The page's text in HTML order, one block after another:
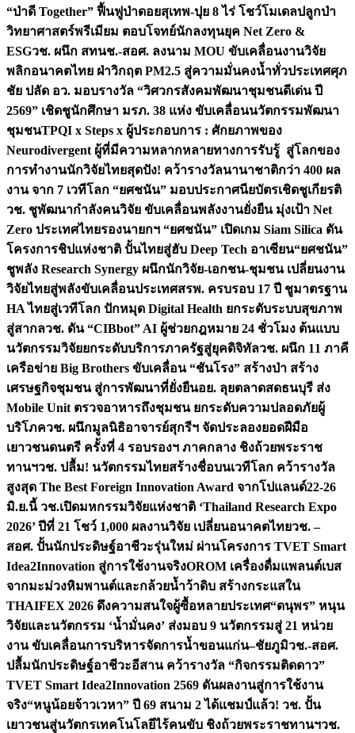
“ป่าดี Together” ฟื้นฟูป่าดอยสุเทพ-ปุย 8 ไร่ โชว์โมเดลปลูกป่า
วิทยาศาสตร์พรีเมียม ตอบโจทย์นักลงทุนยุค Net Zero &
ESGวช. ผนึก สทนช.-สอศ. ลงนาม MOU ขับเคลื่อนงานวิจัย
พลิกอนาคตไทย ฝ่าวิกฤต PM2.5 สู่ความมั่นคงน้ำทั่วประเทศศุภ
ชัย ปลัด อว. มอบรางวัล “วิศวกรสังคมพัฒนาชุมชนดีเด่น ปี
2569” เชิดชูนักศึกษา มรภ. 38 แห่ง ขับเคลื่อนนวัตกรรมพัฒนา
ชุมชนTPQI x Steps x ผู้ประกอบการ : ศักยภาพของ
Neurodivergent ผู้ที่มีความหลากหลายทางการรับรู้ สู่โลกของ
การทำงานนักวิจัยไทยสุดปัง! คว้ารางวัลนานาชาติกว่า 400 ผล
งาน จาก 7 เวทีโลก “ยศชนัน” มอบประกาศนียบัตรเชิดชูเกียรติ
วช. ชูพัฒนากำลังคนวิจัย ขับเคลื่อนพลังงานยั่งยืน มุ่งเป้า Net
Zero ประเทศไทยรองนายกฯ “ยศชนัน” เปิดเกม Siam Silica ดัน
โครงการชิปแห่งชาติ ปั้นไทยสู่ฮับ Deep Tech อาเซียน“ยศชนัน”
ชูพลัง Research Synergy ผนึกนักวิจัย-เอกชน-ชุมชน เปลี่ยนงาน
วิจัยไทยสู่พลังขับเคลื่อนประเทศสรพ. ครบรอบ 17 ปี ชูมาตรฐาน
HA ไทยสู่เวทีโลก ปักหมุด Digital Health ยกระดับระบบสุขภาพ
สู่สากลวช. ดัน “CIBbot” AI ผู้ช่วยกฎหมาย 24 ชั่วโมง ต้นแบบ
นวัตกรรมวิจัยยกระดับบริการภาครัฐสู่ยุคดิจิทัลวช. ผนึก 11 ภาคี
เครือข่าย Big Brothers ขับเคลื่อน “ชันโรง” สร้างป่า สร้าง
เศรษฐกิจชุมชน สู่การพัฒนาที่ยั่งยืนอย. ลุยตลาดสดธนบุรี ส่ง
Mobile Unit ตรวจอาหารถึงชุมชน ยกระดับความปลอดภัยผู้
บริโภควช. ผนึกมูลนิธิอาจารย์สุกรีฯ จัดประลองยอดฝีมือ
เยาวชนดนตรี ครั้งที่ 4 รอบรองฯ ภาคกลาง ชิงถ้วยพระราช
ทานฯวช. ปลื้ม! นวัตกรรมไทยสร้างชื่อบนเวทีโลก คว้ารางวัล
สูงสุด The Best Foreign Innovation Award จากโปแลนด์22-26
มิ.ย.นี้ วช.เปิดมหกรรมวิจัยแห่งชาติ ‘Thailand Research Expo
2026’ ปีที่ 21 โชว์ 1,000 ผลงานวิจัย เปลี่ยนอนาคตไทยวช. –
สอศ. ปั้นนักประดิษฐ์อาชีวะรุ่นใหม่ ผ่านโครงการ TVET Smart
Idea2Innovation สู่การใช้งานจริงOROM เครื่องดื่มแพลนต์เบส
จากมะม่วงหิมพานต์และกล้วยน้ำว้าดิบ สร้างกระแสใน
THAIFEX 2026 ดึงความสนใจผู้ซื้อหลายประเทศ“ดนุพร” หนุน
วิจัยและนวัตกรรม ‘น้ำมั่นคง’ ส่งมอบ 9 นวัตกรรมสู่ 21 หน่วย
งาน ขับเคลื่อนการบริหารจัดการน้ำขอนแก่น–ชัยภูมิวช.-สอศ.
ปลื้มนักประดิษฐ์อาชีวะอีสาน คว้ารางวัล “กิจกรรมติดดาว”
TVET Smart Idea2Innovation 2569 ดันผลงานสู่การใช้งาน
จริง“หนูน้อยจ้าวเวหา” ปี 69 สนาม 2 ได้แชมป์แล้ว! วช. ปั้น
เยาวชนสู่นวัตกรเทคโนโลยีไร้คนขับ ชิงถ้วยพระราชทานฯวช.